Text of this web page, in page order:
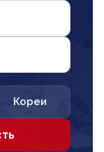
Кореи